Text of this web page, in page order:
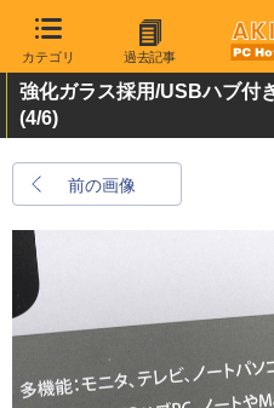
カテゴリ 過去記事
強化ガラス採用/USBハブ付
(4/6)
前の画像